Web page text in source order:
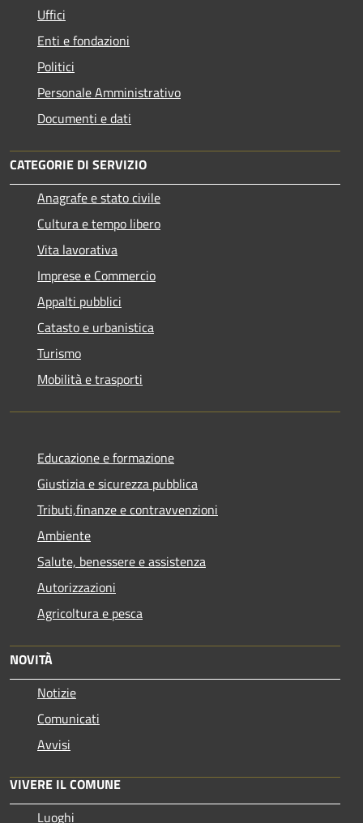
Uffici
Enti e fondazioni
Politici
Personale Amministrativo
Documenti e dati
CATEGORIE DI SERVIZIO
Anagrafe e stato civile
Cultura e tempo libero
Vita lavorativa
Imprese e Commercio
Appalti pubblici
Catasto e urbanistica
Turismo
Mobilità e trasporti
Educazione e formazione
Giustizia e sicurezza pubblica
Tributi,finanze e contravvenzioni
Ambiente
Salute, benessere e assistenza
Autorizzazioni
Agricoltura e pesca
NOVITÀ
Notizie
Comunicati
Avvisi
VIVERE IL COMUNE
Luoghi